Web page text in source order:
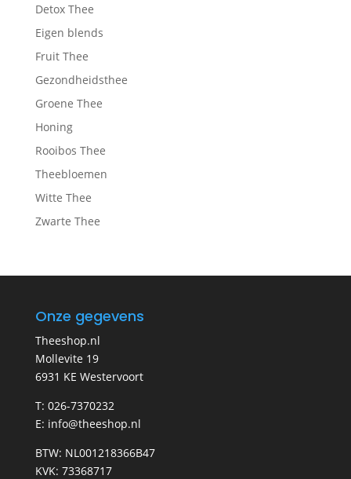
Detox Thee
Eigen blends
Fruit Thee
Gezondheidsthee
Groene Thee
Honing
Rooibos Thee
Theebloemen
Witte Thee
Zwarte Thee
Onze gegevens
Theeshop.nl
Mollevite 19
6931 KE Westervoort
T: 026-7370232
E: info@theeshop.nl
BTW: NL001218366B47
KVK: 73368717